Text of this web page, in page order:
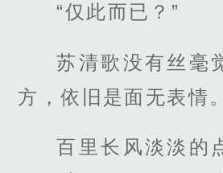
“仅此而已？”
苏清歌没有丝毫
方，依旧是面无表情。
百里长风淡淡的